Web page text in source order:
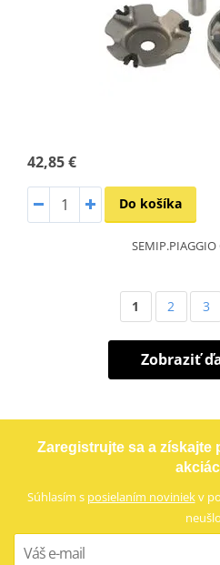
42,85 €
Do košíka
1 2 3
Zobraziť
Zaregistrujte sa a získajte
Súhlasím s posielaním noviniekv
neušlo